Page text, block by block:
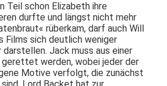
Teil schon Elizabeth ihre
durfte und längst nicht mehr
rüberkam, darf auch Will
Films sich deutlich weniger
Jack muss aus einer
werden, wobei jeder der
Motive verfolgt, die zunächst